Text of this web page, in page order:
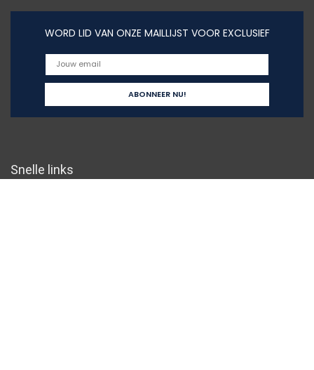
WORD LID VAN ONZE MAILLIJST VOOR EXCLUSIEF
Snelle links